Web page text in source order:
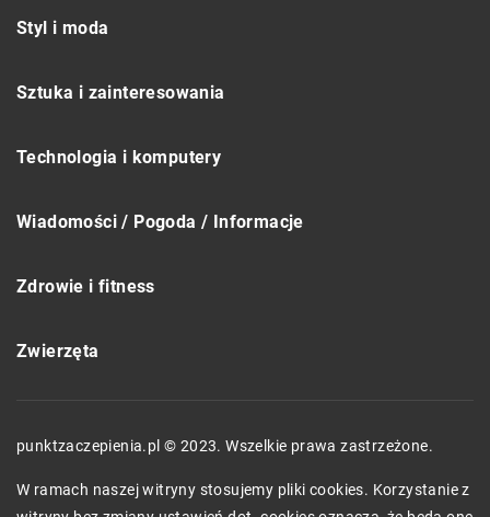
Styl i moda
Sztuka i zainteresowania
Technologia i komputery
Wiadomości / Pogoda / Informacje
Zdrowie i fitness
Zwierzęta
punktzaczepienia.pl © 2023. Wszelkie prawa zastrzeżone.
W ramach naszej witryny stosujemy pliki cookies. Korzystanie z